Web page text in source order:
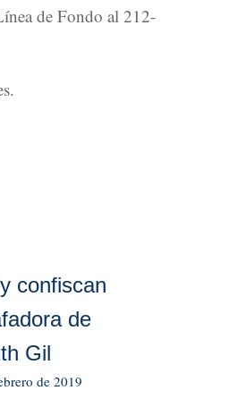
de Fondo al 212-
confiscan
de
Gil
de 2019